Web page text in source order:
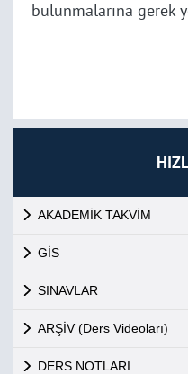
AKADEMİK TAKVİM
GİS
SINAVLAR
ARŞİV (Ders Videoları)
DERS NOTLARI
bulunmalarına gerek